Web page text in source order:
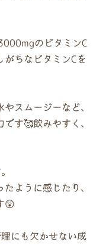
のビタミンC
ちなビタミンCを
スムージーなど、
す🥰飲みやすく、
ように感じたり、
😲
にも欠かせない成